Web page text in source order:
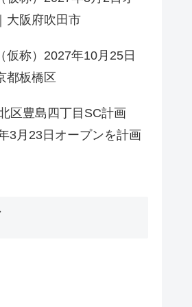
大阪府吹田市
仮称）2027年10月25日
都板橋区
区豊島四丁目SC計画
3月23日オープンを計画